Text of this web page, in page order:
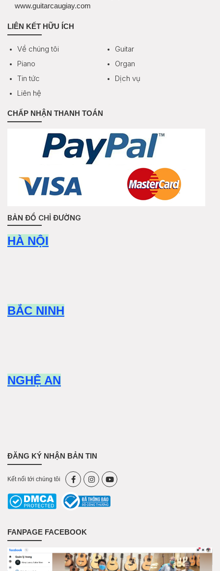
www.guitarcaugiay.com
LIÊN KẾT HỮU ÍCH
Về chúng tôi
Guitar
Piano
Organ
Tin tức
Dịch vụ
Liên hệ
CHẤP NHẬN THANH TOÁN
BẢN ĐỒ CHỈ ĐƯỜNG
HÀ NỘI
BẮC NINH
NGHỆ AN
ĐĂNG KÝ NHẬN BẢN TIN
Kết nối tới chúng tôi
FANPAGE FACEBOOK